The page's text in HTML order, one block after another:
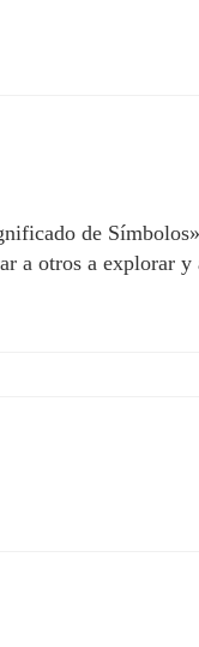
de
a otros a explorar y